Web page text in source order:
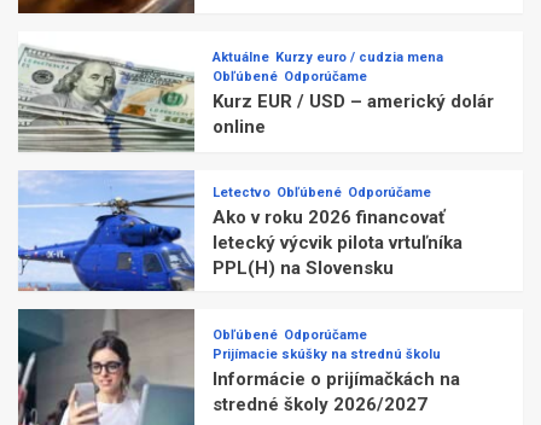
Aktuálne Kurzy euro / cudzia mena
Obľúbené Odporúčame
Kurz EUR / USD – americký dolár
online
Letectvo Obľúbené Odporúčame
Ako v roku 2026 financovať
letecký výcvik pilota vrtuľníka
PPL(H) na Slovensku
Obľúbené Odporúčame
Prijímacie skúšky na strednú školu
Informácie o prijímačkách na
stredné školy 2026/2027